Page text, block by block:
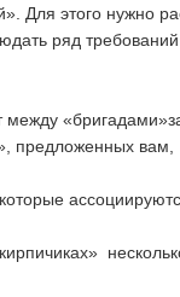
Для этого нужно
ряд
предложенных